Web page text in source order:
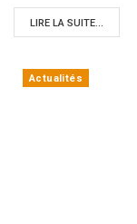
LIRE LA SUITE...
Actualités